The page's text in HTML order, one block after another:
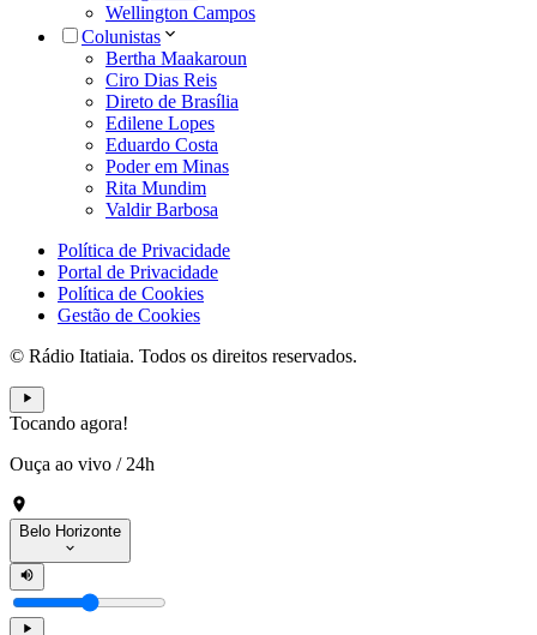
Wellington Campos
Colunistas
Bertha Maakaroun
Ciro Dias Reis
Direto de Brasília
Edilene Lopes
Eduardo Costa
Poder em Minas
Rita Mundim
Valdir Barbosa
Política de Privacidade
Portal de Privacidade
Política de Cookies
Gestão de Cookies
© Rádio Itatiaia. Todos os direitos reservados.
Tocando agora!
Ouça ao vivo / 24h
Belo Horizonte